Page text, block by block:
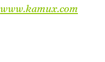
www.kamux.com